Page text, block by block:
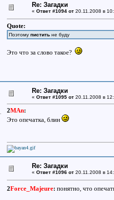
Re: Загадки
« Ответ #1094 от20.11.2008 в
Quote:
Поэтому пиститьне буду
Это что за слово такое?
Re: Загадки
« Ответ #1095 от20.11.2008 в
2MAn:
Это опечатка, блин
Re: Загадки
« Ответ #1096 от20.11.2008 в
2Force_Majeure: понятно, что